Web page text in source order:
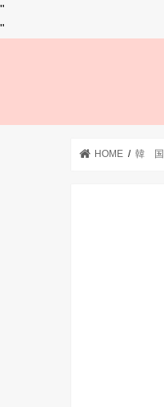
"
"
HOME 韓 国